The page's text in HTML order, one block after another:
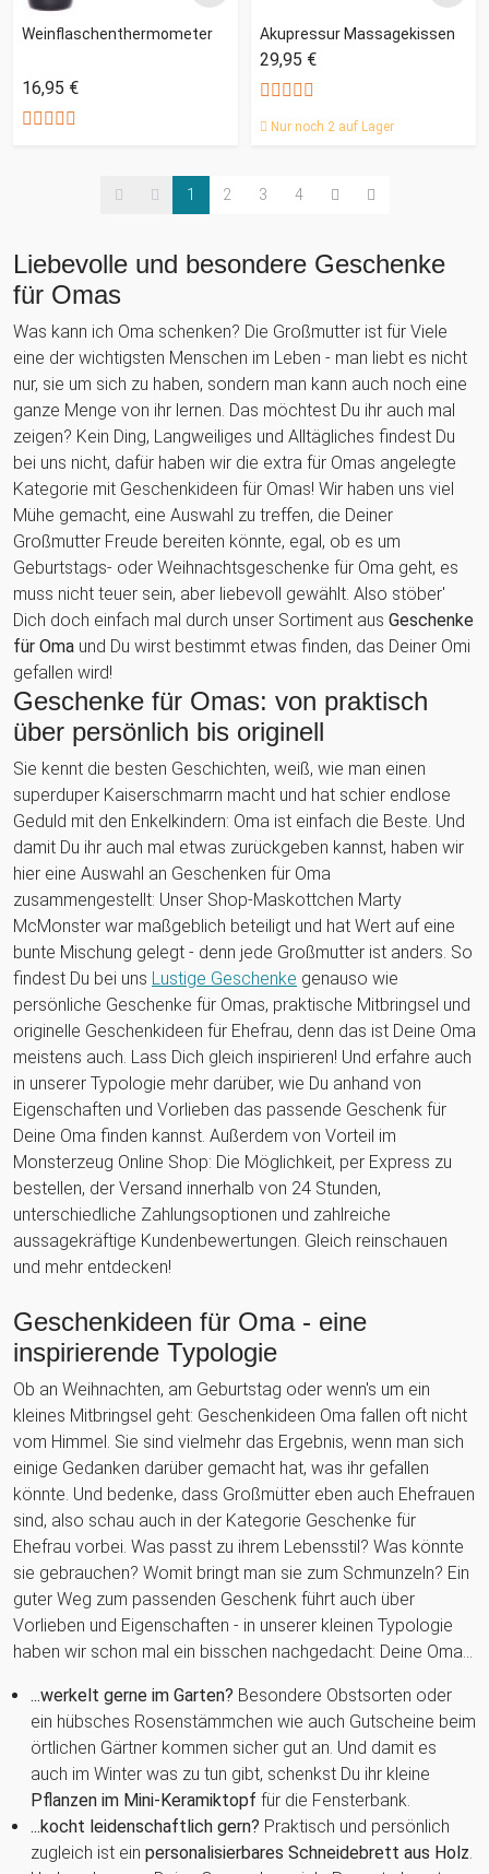
Weinflaschenthermometer
16,95 €
Akupressur Massagekissen
29,95 €
Nur noch 2 auf Lager
1 2 3 4
Liebevolle und besondere Geschenke
für Omas
Was kann ich Oma schenken? Die Großmutter ist für Viele
eine der wichtigsten Menschen im Leben - man liebt es nicht
nur, sie um sich zu haben, sondern man kann auch noch eine
ganze Menge von ihr lernen. Das möchtest Du ihr auch mal
zeigen? Kein Ding, Langweiliges und Alltägliches findest Du
bei uns nicht, dafür haben wir die extra für Omas angelegte
Kategorie mit Geschenkideen für Omas! Wir haben uns viel
Mühe gemacht, eine Auswahl zu treffen, die Deiner
Großmutter Freude bereiten könnte, egal, ob es um
Geburtstags- oder Weihnachtsgeschenke für Oma geht, es
muss nicht teuer sein, aber liebevoll gewählt. Also stöber'
Dich doch einfach mal durch unser Sortiment aus Geschenke
für Oma und Du wirst bestimmt etwas finden, das Deiner Omi
gefallen wird!
Geschenke für Omas: von praktisch
über persönlich bis originell
Sie kennt die besten Geschichten, weiß, wie man einen
superduper Kaiserschmarrn macht und hat schier endlose
Geduld mit den Enkelkindern: Oma ist einfach die Beste. Und
damit Du ihr auch mal etwas zurückgeben kannst, haben wir
hier eine Auswahl an Geschenken für Oma
zusammengestellt: Unser Shop-Maskottchen Marty
McMonster war maßgeblich beteiligt und hat Wert auf eine
bunte Mischung gelegt - denn jede Großmutter ist anders. So
findest Du bei uns Lustige Geschenke genauso wie
persönliche Geschenke für Omas, praktische Mitbringsel und
originelle Geschenkideen für Ehefrau, denn das ist Deine Oma
meistens auch. Lass Dich gleich inspirieren! Und erfahre auch
in unserer Typologie mehr darüber, wie Du anhand von
Eigenschaften und Vorlieben das passende Geschenk für
Deine Oma finden kannst. Außerdem von Vorteil im
Monsterzeug Online Shop: Die Möglichkeit, per Express zu
bestellen, der Versand innerhalb von 24 Stunden,
unterschiedliche Zahlungsoptionen und zahlreiche
aussagekräftige Kundenbewertungen. Gleich reinschauen
und mehr entdecken!
Geschenkideen für Oma - eine
inspirierende Typologie
Ob an Weihnachten, am Geburtstag oder wenn's um ein
kleines Mitbringsel geht: Geschenkideen Oma fallen oft nicht
vom Himmel. Sie sind vielmehr das Ergebnis, wenn man sich
einige Gedanken darüber gemacht hat, was ihr gefallen
könnte. Und bedenke, dass Großmütter eben auch Ehefrauen
sind, also schau auch in der Kategorie Geschenke für
Ehefrau vorbei. Was passt zu ihrem Lebensstil? Was könnte
sie gebrauchen? Womit bringt man sie zum Schmunzeln? Ein
guter Weg zum passenden Geschenk führt auch über
Vorlieben und Eigenschaften - in unserer kleinen Typologie
haben wir schon mal ein bisschen nachgedacht: Deine Oma...
...werkelt gerne im Garten? Besondere Obstsorten oder
ein hübsches Rosenstämmchen wie auch Gutscheine beim
örtlichen Gärtner kommen sicher gut an. Und damit es
auch im Winter was zu tun gibt, schenkst Du ihr kleine
Pflanzen im Mini-Keramiktopf für die Fensterbank.
...kocht leidenschaftlich gern? Praktisch und persönlich
zugleich ist ein personalisierbares Schneidebrett aus Holz